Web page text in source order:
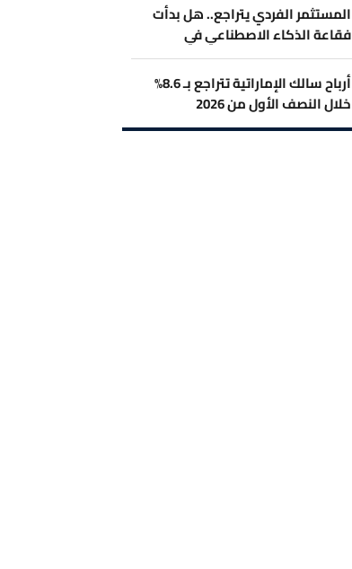
المستثمر الفردي يتراجع.. هل بدأت
فقاعة الذكاء الاصطناعي في
الانكماش؟
أرباح سالك الإماراتية تتراجع بـ 8.6%
خلال النصف الأول من 2026